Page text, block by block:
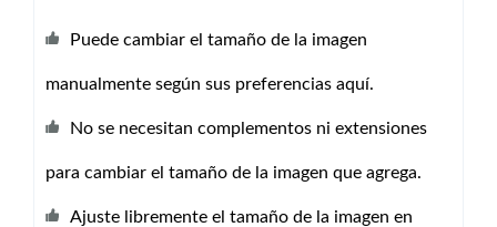
Puede cambiar el tamaño de la imagen
manualmente según sus preferencias aquí.
No se necesitan complementos ni extensiones
para cambiar el tamaño de la imagen que agrega.
Ajuste libremente el tamaño de la imagen en